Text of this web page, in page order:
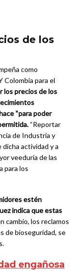
de los
como
Colombia para el
los precios de los
“para poder
“Reportar
de Industria y
dicha actividad y a
veeduría de las
para los
estén
indica que estas
cambio, los reclamos
de bioseguridad, se
engañosa